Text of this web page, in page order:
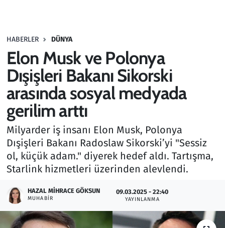
HABERLER DÜNYA
Elon Musk ve Polonya
Dışişleri Bakanı Sikorski
arasında sosyal medyada
gerilim arttı
Milyarder iş insanı Elon Musk, Polonya
Dışişleri Bakanı Radoslaw Sikorski’yi "Sessiz
ol, küçük adam." diyerek hedef aldı. Tartışma,
Starlink hizmetleri üzerinden alevlendi.
HAZAL MIHRACE GÖKSUN
MUHABIR
09.03.2025 - 22:40
YAYINLANMA
Haber
Kültür Sanat
Kurumsal Haberler
Lezzet Durağı
Memur ve Kamu
Otomobil
Oyun
Ramazan